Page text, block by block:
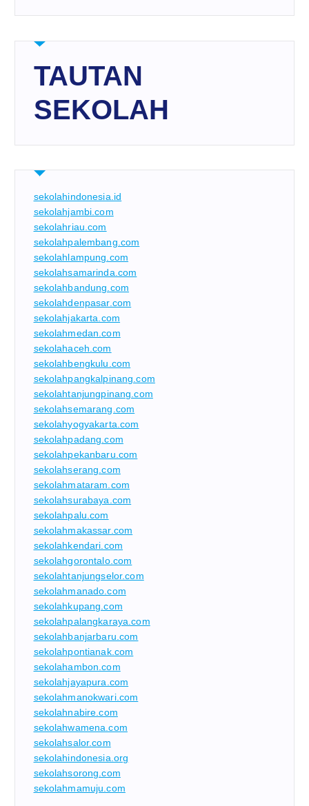
TAUTAN
SEKOLAH
sekolahindonesia.id
sekolahjambi.com
sekolahriau.com
sekolahpalembang.com
sekolahlampung.com
sekolahsamarinda.com
sekolahbandung.com
sekolahdenpasar.com
sekolahjakarta.com
sekolahmedan.com
sekolahaceh.com
sekolahbengkulu.com
sekolahpangkalpinang.com
sekolahtanjungpinang.com
sekolahsemarang.com
sekolahyogyakarta.com
sekolahpadang.com
sekolahpekanbaru.com
sekolahserang.com
sekolahmataram.com
sekolahsurabaya.com
sekolahpalu.com
sekolahmakassar.com
sekolahkendari.com
sekolahgorontalo.com
sekolahtanjungselor.com
sekolahmanado.com
sekolahkupang.com
sekolahpalangkaraya.com
sekolahbanjarbaru.com
sekolahpontianak.com
sekolahambon.com
sekolahjayapura.com
sekolahmanokwari.com
sekolahnabire.com
sekolahwamena.com
sekolahsalor.com
sekolahindonesia.org
sekolahsorong.com
sekolahmamuju.com